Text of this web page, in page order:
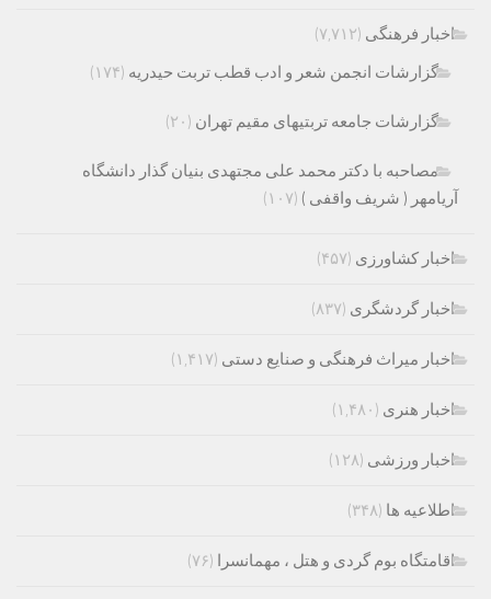
اخبار فرهنگی (۷,۷۱۲)
گزارشات انجمن شعر و ادب قطب تربت حیدریه (۱۷۴)
گزارشات جامعه تربتیهای مقیم تهران (۲۰)
مصاحبه با دکتر محمد علی مجتهدی بنیان گذار دانشگاه
آریامهر ( شریف واقفی ) (۱۰۷)
اخبار کشاورزی (۴۵۷)
اخبار گردشگری (۸۳۷)
اخبار میراث فرهنگی و صنایع دستی (۱,۴۱۷)
اخبار هنری (۱,۴۸۰)
اخبار ورزشی (۱۲۸)
اطلاعیه ها (۳۴۸)
اقامتگاه بوم گردی و هتل ، مهمانسرا (۷۶)